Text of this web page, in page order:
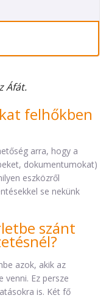
Áfát.
felhőkben
arra, hogy a
dokumentumokat)
eszközről
se nekünk
szánt
azok, akik az
venni. Ez persze
is. Két fő